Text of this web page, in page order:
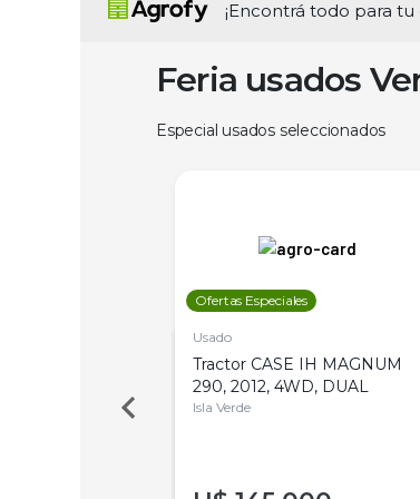
¡Encontrá todo para
Feria usados
Especial usados seleccionados
Ofertas Especiales
Usado
Tractor CASE IH MAGNUM
290, 2012, 4WD, DUAL
Isla Verde